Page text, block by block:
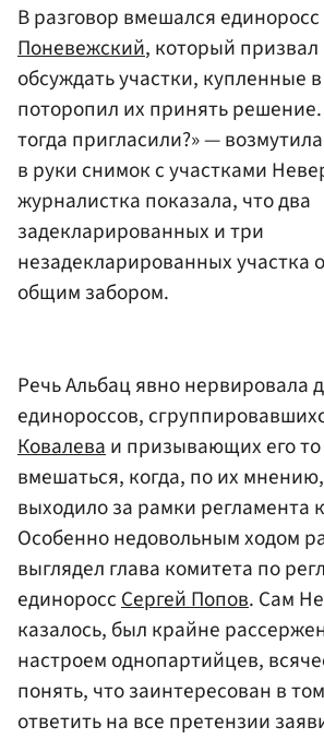
В разговор вмешался единоросс
Поневежский, который призвал
обсуждать участки, купленные
поторопил их принять
тогда пригласили?» —
в руки снимок с участками
журналистка показала, что два
задекларированных и три
незадекларированных участка
общим забором.
Речь Альбац явно нервировала
единороссов,
Ковалеваи призывающих его
вмешаться, когда, по их
выходило за рамки регламента
Особенно недовольным ходом
выглядел глава комитета по
единороссСергей Попов. Сам
казалось, был крайне
настроем однопартийцев,
понять, что заинтересован в
ответить на все претензии